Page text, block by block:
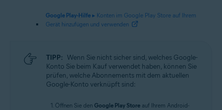
Google Play-Hilfe ▸ Konten im Google Play Store auf Ihrem
Gerät hinzufügen und verwenden
TIPP: Wenn Sie nicht sicher sind, welches Google-
Konto Sie beim Kauf verwendet haben, können Sie
prüfen, welche Abonnements mit dem aktuellen
Google-Konto verknüpft sind:
Öffnen Sie den Google Play Store auf Ihrem Android-